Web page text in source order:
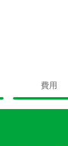
費用